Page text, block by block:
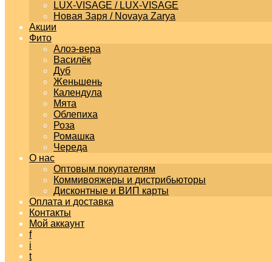
LUX-VISAGE / LUX-VISAGE
Новая Заря / Novaya Zarya
Акции
Фито
Алоэ-вера
Василёк
Дуб
Женьшень
Календула
Мята
Облепиха
Роза
Ромашка
Череда
О нас
Оптовым покупателям
Коммивояжеры и дистрибьюторы
Дисконтные и ВИП карты
Оплата и доставка
Контакты
Мой аккаунт
f
i
t